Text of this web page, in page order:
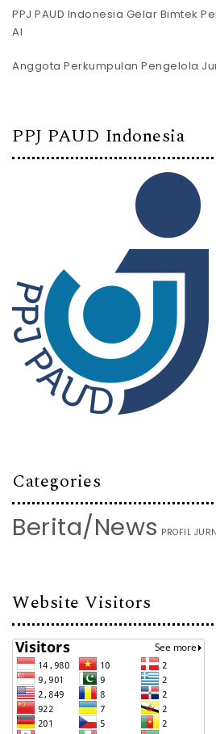
PPJ PAUD Indonesia Gelar Bimtek
AI
Anggota Perkumpulan Pengelola
PPJ PAUD Indonesia
Categories
Berita/News PROFIL
Website Visitors